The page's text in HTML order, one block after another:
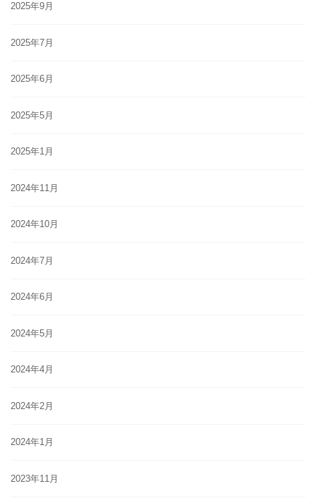
2025年9月
2025年7月
2025年6月
2025年5月
2025年1月
2024年11月
2024年10月
2024年7月
2024年6月
2024年5月
2024年4月
2024年2月
2024年1月
2023年11月